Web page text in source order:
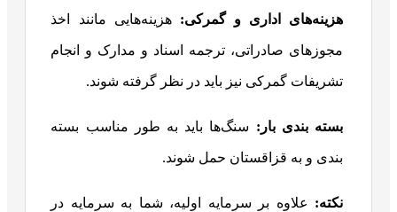
هزینه‌های اداری و گمرکی: هزینه‌هایی مانند اخذ
مجوزهای صادراتی، ترجمه اسناد و مدارک و انجام
تشریفات گمرکی نیز باید در نظر گرفته شوند.
بسته بندی بار: سنگ‌ها باید به طور مناسب بسته
بندی و به قزاقستان حمل شوند.
نکته: علاوه بر سرمایه اولیه، شما به سرمایه در